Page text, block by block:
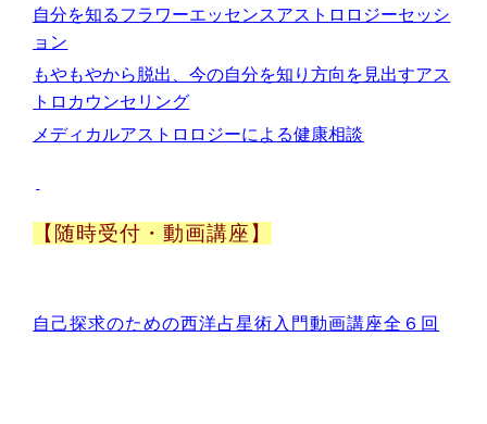
自分を知るフラワーエッセンスアストロロジーセッシ
ョン
もやもやから脱出、今の自分を知り方向を見出すアス
トロカウンセリング
メディカルアストロロジーによる健康相談
【随時受付・動画講座】
自己探求のための西洋占星術入門動画講座全６回